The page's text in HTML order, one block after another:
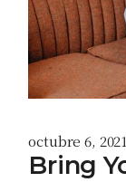
octubre 6, 2021
Bring